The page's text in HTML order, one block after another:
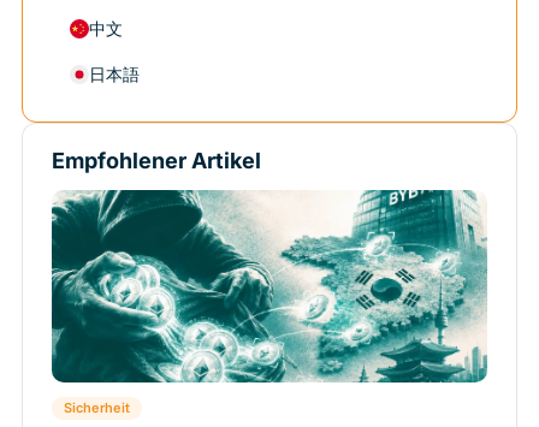
中文
日本語
Empfohlener Artikel
Sicherheit